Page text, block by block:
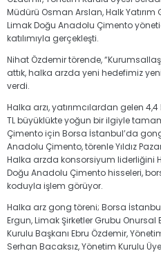
Müdürü Osman Arslan, Halk
Limak Doğu Anadolu Çimento
katılımıyla gerçekleşti.
Nihat Özdemir törende,
attık, halka arzda yeni hedefimiz
verdi.
Halka arzı, yatırımcılardan gelen
TL büyüklükte yoğun bir ilgiyle
Çimento için Borsa İstanbul’da
Anadolu Çimento, törenle Yıldız
Halka arzda konsorsiyum liderliğini
Doğu Anadolu Çimento hisseleri,
koduyla işlem görüyor.
Halka arz gong töreni; Borsa
Ergun, Limak Şirketler Grubu
Kurulu Başkanı Ebru Özdemir,
Serhan Bacaksız, Yönetim Kurulu